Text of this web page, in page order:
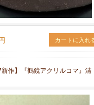
カートに入れ
新作】『鵺鏡アクリルコマ』清